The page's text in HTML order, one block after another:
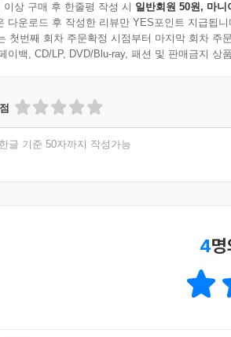
이상 구매 후 한줄평 작성 시 일반회원 50원, 마니
다운로드 후 작성한 리뷰만 YES포인트 지급됩니
첫번째 회차 주문확정 시점부터 마지막 회차 주
이백, CD/LP, DVD/Blu-ray, 패션 및 판매금지 상
한글 기준 50자까지 작성가능
4